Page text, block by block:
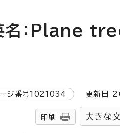
： Plane
ジ番号1021034 更新日
印刷 大きな